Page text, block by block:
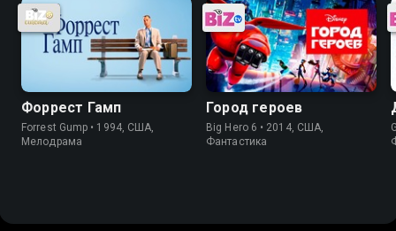
Форрест Гамп
Forrest Gump • 1994, США,
Мелодрама
Город героев
Big Hero 6 • 2014, США,
Фантастика